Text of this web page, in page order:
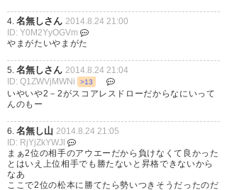
4. 名無しさん 2014.8.24 21:00
ID: Y0M2YyOGVm
やまがたいやまがた
5. 名無しさん 2014.8.24 21:04
ID: Q1ZWVjMWNi
>13
いやいや2－2がスコアレスドローだからなにいって
んのもー
6. 名無し山 2014.8.24 21:05
ID: RjYjZkYWJl
まぁ2位の相手のアウエーだから負けなくて良かった
とはいえ上位相手でも勝たないと昇格できないから
なあ
ここで2位の松本に勝てたら勢いつきそうだったのだ